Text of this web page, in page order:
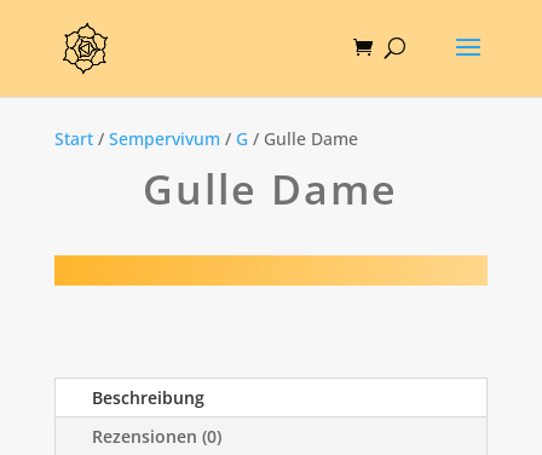
Start/ Sempervivum / G / Gulle Dame
Gulle Dame
Beschreibung
Rezensionen (0)